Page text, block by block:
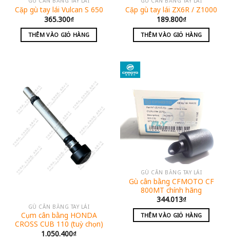
Cặp gù tay lái Vulcan S 650
365.300₫
THÊM VÀO GIỎ HÀNG
Cặp gù tay lái ZX6R / Z1000
189.800₫
THÊM VÀO GIỎ HÀNG
GÙ CÂN BẰNG TAY LÁI
Cụm cân bằng HONDA
CROSS CUB 110 (tuỳ chọn)
1.050.400₫
GÙ CÂN BẰNG TAY LÁI
Gù cân bằng CFMOTO CF
800MT chính hãng
344.013₫
THÊM VÀO GIỎ HÀNG